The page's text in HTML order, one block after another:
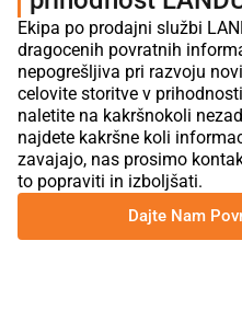
Ekipa po prodajni službi
dragocenih povratnih
nepogrešljiva pri razvoju
celovite storitve v
naletite na kakršnokoli
najdete kakršne koli
zavajajo, nas prosimo
to popraviti in izboljšati.
Dajte Nam